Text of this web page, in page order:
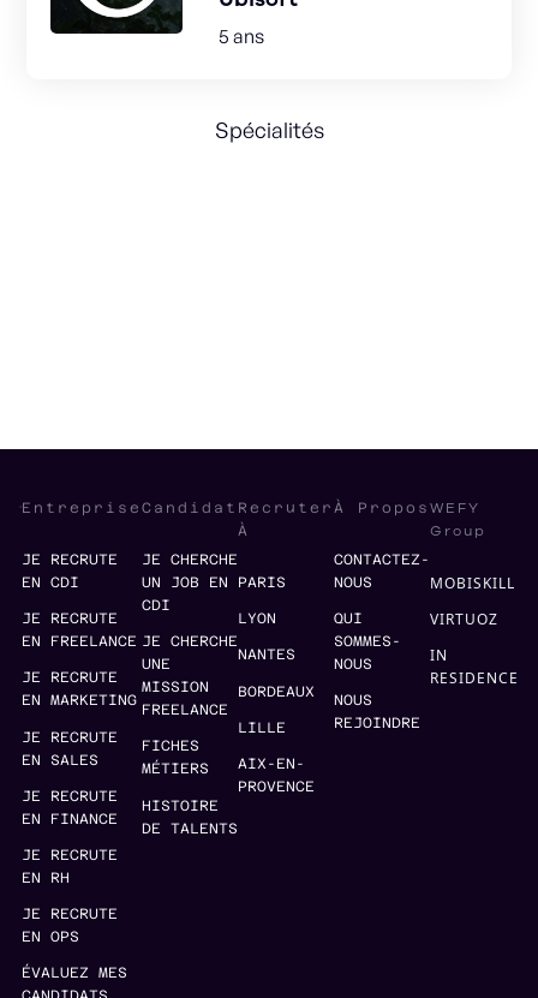
5 ans
Spécialités
Entreprise
JE RECRUTE
EN CDI
JE RECRUTE
EN FREELANCE
JE RECRUTE
EN MARKETING
JE RECRUTE
EN SALES
JE RECRUTE
EN FINANCE
JE RECRUTE
EN RH
JE RECRUTE
EN OPS
ÉVALUEZ MES
Candidat
JE CHERCHE
UN JOB EN
CDI
JE CHERCHE
UNE
MISSION
FREELANCE
FICHES
MÉTIERS
HISTOIRE
DE TALENTS
Recruter
À
PARIS
LYON
NANTES
BORDEAUX
LILLE
AIX-EN-
PROVENCE
À Propos
CONTACTEZ-
NOUS
QUI
SOMMES-
NOUS
NOUS
REJOINDRE
WEFY
Group
MOBISKILL
VIRTUOZ
IN
RESIDENCE